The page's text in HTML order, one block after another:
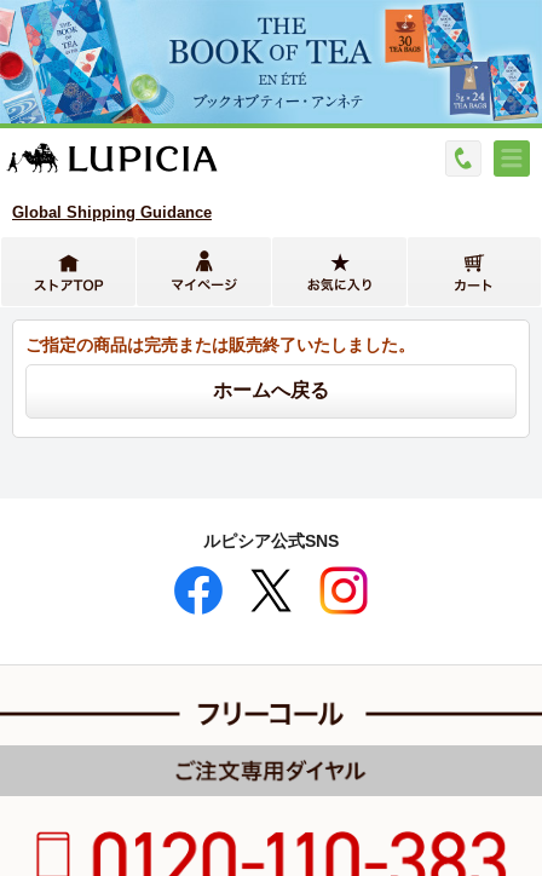
Global Shipping Guidance
ご指定の商品は完売または販売終了いたしました。
ルピシア公式SNS